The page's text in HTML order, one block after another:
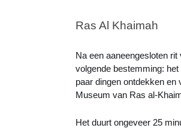
Ras Al Khaimah
Na een aaneengesloten
volgende bestemming:
paar dingen ontdekken en
Museum van Ras al-
Het duurt ongeveer 25